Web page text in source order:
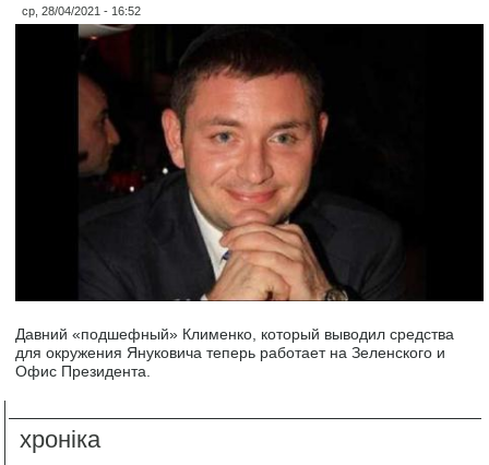
ср, 28/04/2021 - 16:52
Давний «подшефный» Клименко, который выводил средства
для окружения Януковича теперь работает на Зеленского и
Офис Президента.
хроніка